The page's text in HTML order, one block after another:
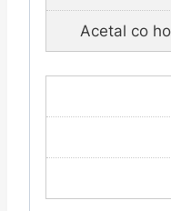
Acetal co